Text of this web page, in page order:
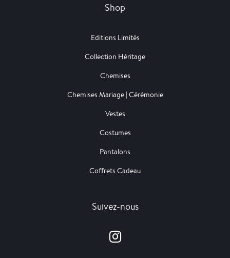
Shop
Editions Limités
Collection Héritage
Chemises
Chemises Mariage | Cérémonie
Vestes
Costumes
Pantalons
Coffrets Cadeau
Suivez-nous